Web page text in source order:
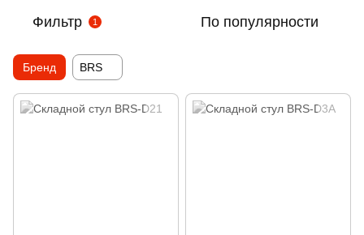
Фильтр 1 По популярности
Бренд BRS